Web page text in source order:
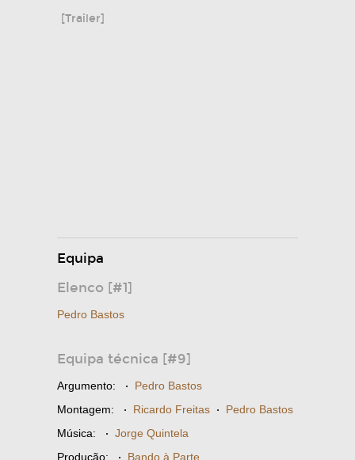
[Trailer]
Equipa
Elenco [#1]
Pedro Bastos
Equipa técnica [#9]
Argumento: · Pedro Bastos
Montagem: · Ricardo Freitas · Pedro Bastos
Música: · Jorge Quintela
Produção: · Bando à Parte